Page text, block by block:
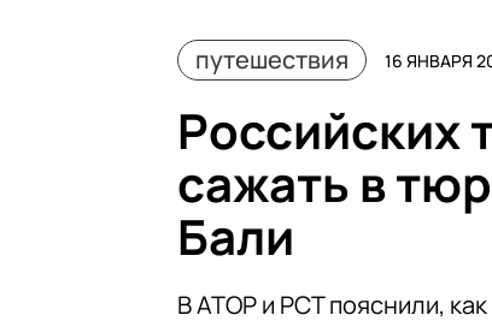
путешествия 16 ЯНВАРЯ
Российских
сажать в
Бали
В АТОР и РСТ пояснили,